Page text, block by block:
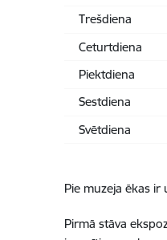
Trešdiena
Ceturtdiena
Piektdiena
Sestdiena
Svētdiena
Pie muzeja ēkas
Pirmā stāva